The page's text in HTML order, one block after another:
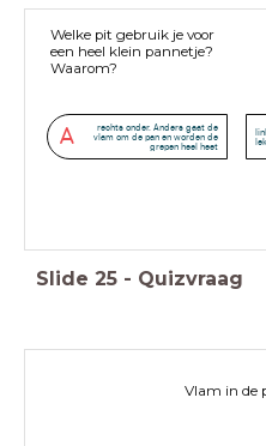
Welke pit gebruik je voor
een heel klein pannetje?
Waarom?
A
rechts onder. Anders gaat de
vlam om de pan en worden de
grepen heel heet
Slide 25 - Quizvraag
Vlam in de